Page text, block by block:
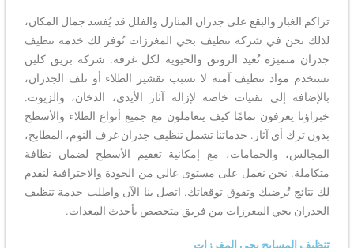
تراكم الغبار والبقع على جدران المنازل والفلل قد يُفسد جمال المكان،
لذلك نحن في شركة تنظيف بحي المغرزات نُوفر لك خدمة تنظيف
جدران متميزة تُعيد الرونق والحيوية لكل غرفة. شركة بريق كلين
تستخدم مواد تنظيف آمنة لا تسبب تقشير الطلاء أو تلف الجدران،
بالإضافة إلى تقنيات خاصة لإزالة آثار الأيدي، الدخان، والزيوت.
خبراؤنا يعرفون تمامًا كيف يتعاملون مع جميع أنواع الطلاء والأسطح
بدون ترك أي آثار. خدماتنا تشمل تنظيف جدران غرف النوم، المطابخ،
المجالس، والحمامات، مع إمكانية تعقيم الأسطح لضمان نظافة
متكاملة. نحن نعمل على مستوى عالي من الجودة والاحترافية لنقدم
لك نتائج تُرضيك وتفوق توقعاتك. اتصل بنا الآن واطلب خدمة تنظيف
الجدران بحي المغرزات من فريق متخصص بأحدث المعدات.
تنظيف المسابح بحي المغرزات